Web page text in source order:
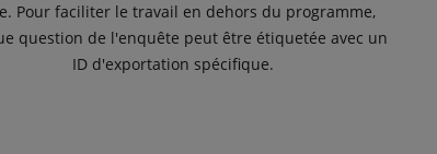
Pour faciliter le travail en dehors du programme,
question de l'enquête peut être étiquetée avec un
ID d'exportation spécifique.